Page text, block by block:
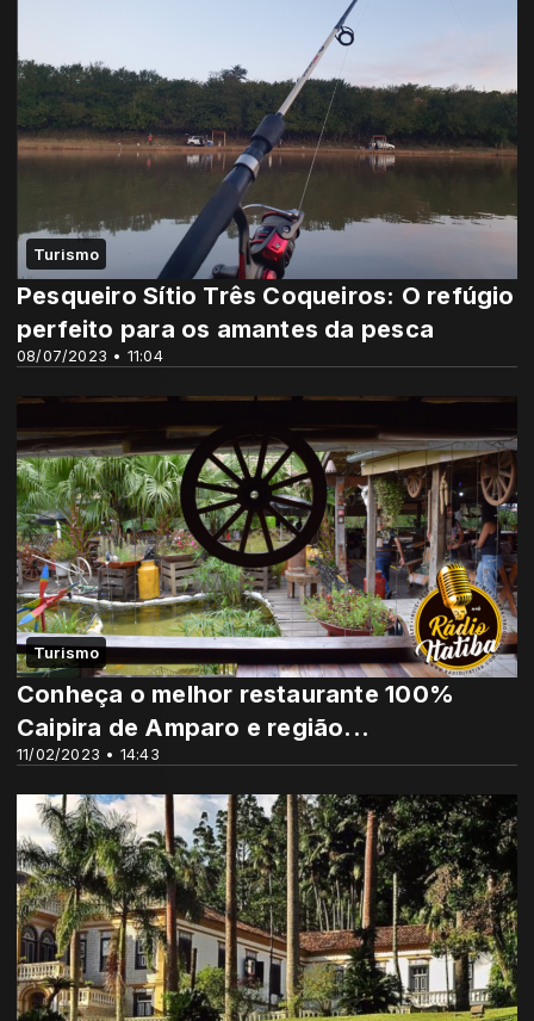
Turismo
08/07/2023 • 11:04
Pesqueiro Sítio Três Coqueiros: O refúgio
perfeito para os amantes da pesca
Turismo
11/02/2023 • 14:43
Conheça o melhor restaurante 100%
Caipira de Amparo e região...